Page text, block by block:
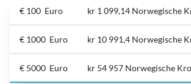
€ 100 Euro kr 1 099,14 Norwegische
€ 1000 Euro kr 10 991,4 Norwegische
€ 5000 Euro kr 54 957 Norwegische